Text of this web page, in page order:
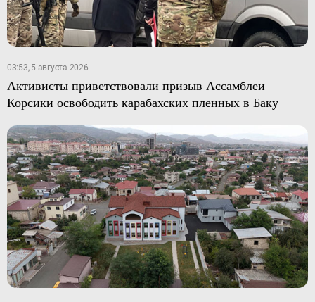
03:53, 5 августа 2026
Активисты приветствовали призыв Ассамблеи
Корсики освободить карабахских пленных в Баку